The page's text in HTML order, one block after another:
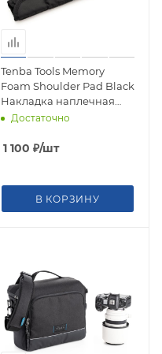
Tenba Tools Memory
Foam Shoulder Pad Black
Накладка наплечная
для ремня 23х4 см 636-
Достаточно
1 100 ₽/шт
В КОРЗИНУ